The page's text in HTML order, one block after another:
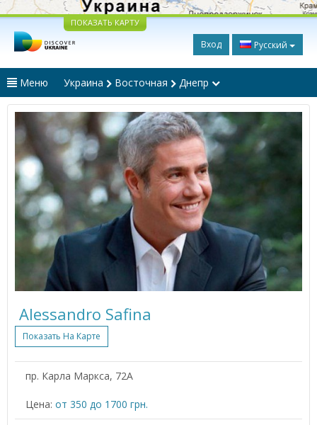
ПОКАЗАТЬ КАРТУ
Вход Русский
Меню Украина Восточная Днепр
Alessandro Safina
Показать На Карте
пр. Карла Маркса, 72А
Цена: от 350 до 1700 грн.